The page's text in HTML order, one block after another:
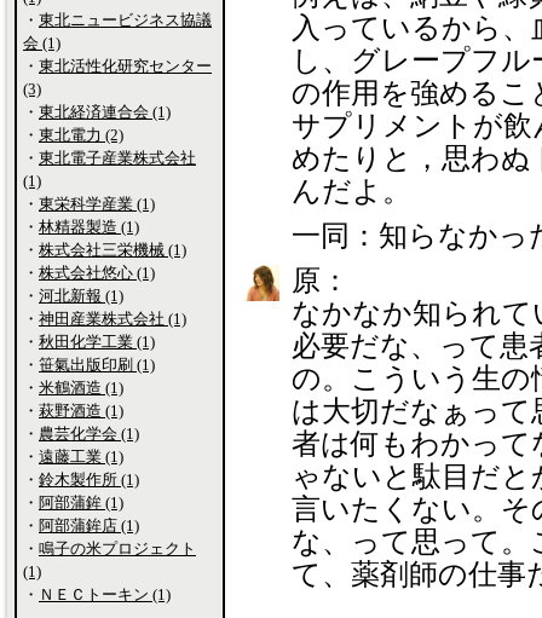
入っているから
し、グレープフ
の作用を強める
サプリメントが
めたりと，思わ
んだよ。
一同：知らなかっ
原：
なかなか知られて
必要だな、って
の。こういう生の
は大切だなぁって
者は何もわかって
ゃないと駄目だ
言いたくない。そ
な、って思って
て、薬剤師の仕事
・ 東北ニュービジネス協議
会 (1)
・ 東北活性化研究センター
(3)
・ 東北経済連合会 (1)
・ 東北電力 (2)
・ 東北電子産業株式会社
(1)
・ 東栄科学産業 (1)
・ 林精器製造 (1)
・ 株式会社三栄機械 (1)
・ 株式会社悠心 (1)
・ 河北新報 (1)
・ 神田産業株式会社 (1)
・ 秋田化学工業 (1)
・ 笹氣出版印刷 (1)
・ 米鶴酒造 (1)
・ 萩野酒造 (1)
・ 農芸化学会 (1)
・ 遠藤工業 (1)
・ 鈴木製作所 (1)
・ 阿部蒲鉾 (1)
・ 阿部蒲鉾店 (1)
・ 鳴子の米プロジェクト
(1)
・ ＮＥＣトーキン (1)